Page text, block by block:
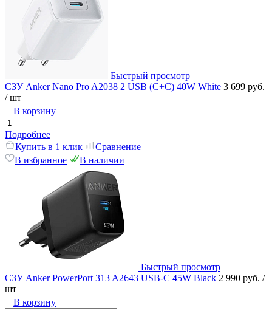
Быстрый просмотр
СЗУ Anker Nano Pro A2038 2 USB (C+C) 40W White 3 699 руб.
/ шт
В корзину
Подробнее
Купить в 1 клик
Сравнение
В избранное
В наличии
Быстрый просмотр
СЗУ Anker PowerPort 313 A2643 USB-C 45W Black 2 990 руб. /
шт
В корзину